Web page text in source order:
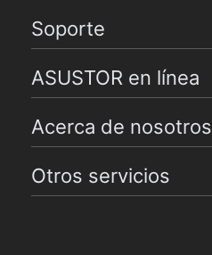
Soporte
ASUSTOR en línea
Acerca de nosotros
Otros servicios